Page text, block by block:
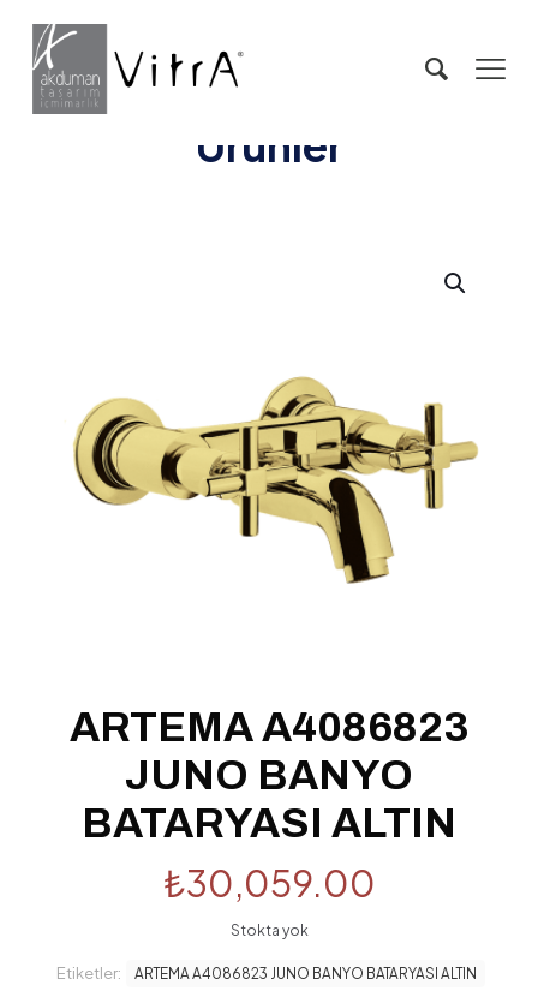
Ürünler
ARTEMA A4086823
JUNO BANYO
BATARYASI ALTIN
₺30,059.00
Stokta yok
Etiketler: ARTEMA A4086823 JUNO BANYO BATARYASI ALTIN